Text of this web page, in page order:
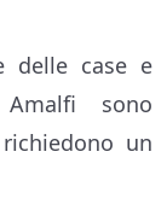
delle case e
sono
un